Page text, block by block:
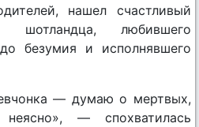
нашел счастливый
любившего
безумия и исполнявшего
— думаю о мертвых,
— спохватилась